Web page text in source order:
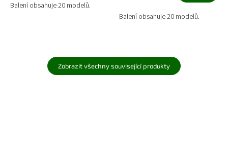
Balení obsahuje 20 modelů.
Balení obsahuje 20 modelů.
Zobrazit všechny související produkty